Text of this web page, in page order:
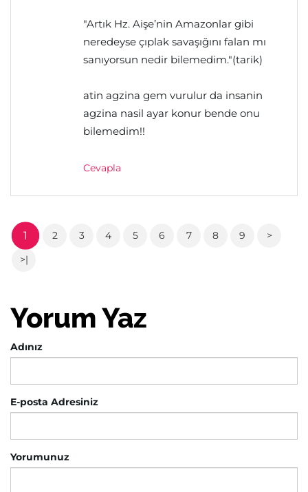
"Artık Hz. Aişe’nin Amazonlar gibi
neredeyse çıplak savaşığını falan mı
sanıyorsun nedir bilemedim."(tarik)
atin agzina gem vurulur da insanin
agzina nasil ayar konur bende onu
bilemedim!!
Cevapla
1 2 3 4 5 6 7 8 9
>
>|
Yorum Yaz
Adınız
E-posta Adresiniz
Yorumunuz